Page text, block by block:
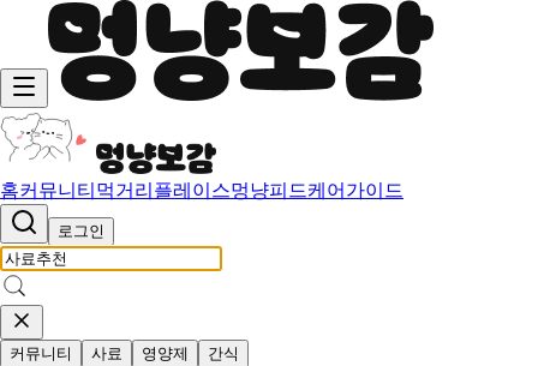
홈커뮤니티 먹거리 플레이스멍냥피드케어가이드
로그인
커뮤니티 사료 영양제 간식